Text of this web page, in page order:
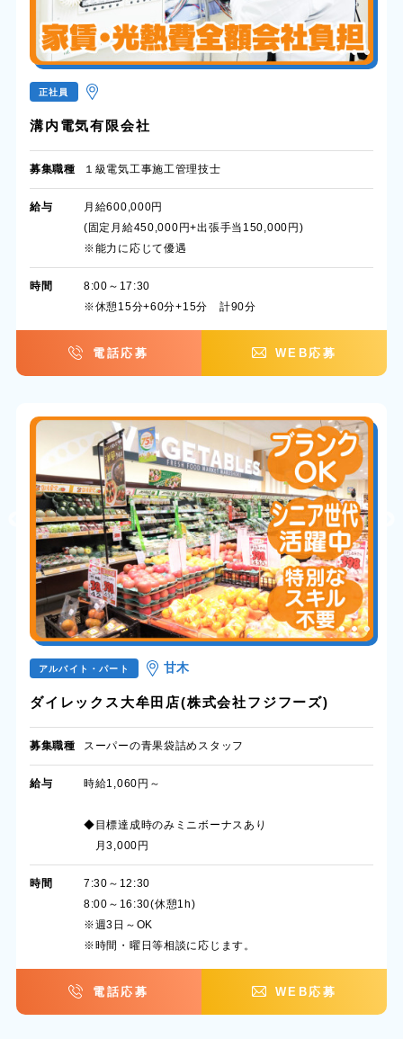
正社員
溝内電気有限会社
募集職種 １級電気工事施工管理技士
給与
月給600,000円
(固定月給450,000円+出張手当150,000円)
※能力に応じて優遇
時間
8:00～17:30
※休憩15分+60分+15分 計90分
電話応募 WEB応募
アルバイト・パート 甘木
ダイレックス大牟田店(株式会社フジフーズ)
募集職種 スーパーの青果袋詰めスタッフ
給与 時給1,060円～
◆目標達成時のみミニボーナスあり
月3,000円
時間
7:30～12:30
8:00～16:30(休憩1h)
※週3日～OK
※時間・曜日等相談に応じます。
電話応募 WEB応募